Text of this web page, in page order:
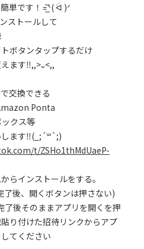
単です！=͟͞ᐠ( ᐛ )ᐟ
ストールして
ボタンタップするだけ
ます‼️,,>᎑<,,
交換できる
Ponta
クス等
ます‼️(_;´꒳`;)
t/ZSHo1thMdUaeP-
らインストールをする。
了後、開くボタンは押さない)
了後そのままアプリを開くを押
り付けた招待リンクからアプ
てください